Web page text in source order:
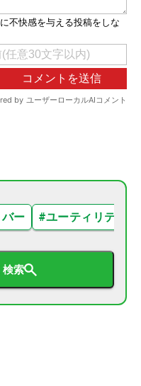
バー #ユーティリティ
検索